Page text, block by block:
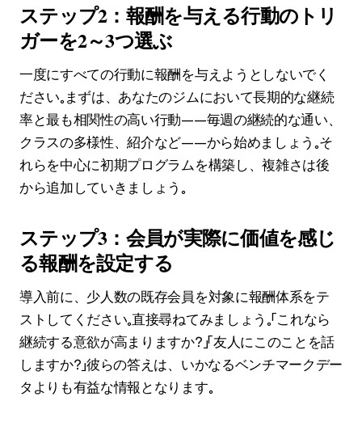
ステップ2：報酬を与える行動のトリ
ガーを2～3つ選ぶ
一度にすべての行動に報酬を与えようとしないでく
ださい。まずは、あなたのジムにおいて長期的な継続
率と最も相関性の高い行動——毎週の継続的な通い、
クラスの多様性、紹介など——から始めましょう。そ
れらを中心に初期プログラムを構築し、複雑さは後
から追加していきましょう。
ステップ3：会員が実際に価値を感じ
る報酬を設定する
導入前に、少人数の既存会員を対象に報酬体系をテ
ストしてください。直接尋ねてみましょう。「これなら
継続する意欲が高まりますか？」「友人にこのことを話
しますか？」彼らの答えは、いかなるベンチマークデー
タよりも有益な情報となります。